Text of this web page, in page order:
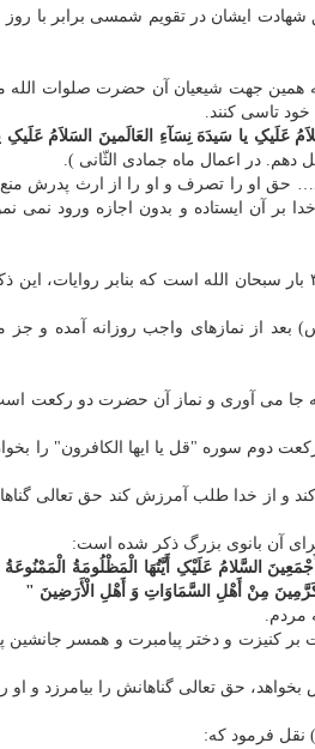
رسید؛ تاریخ دقیق شهادت ایشان در تقویم شمسی
همین جهت شیعیان آن حضرت صلوات الله
خود تاسی کنند.
عَلَیکِ یا سَیدَهَ نِسَآءِ العَالَمینَ السَلاَمُ عَلَیکِ
دهم. در اعمال ماه جمادی الثّانی ).
حق او را تصرف و او را از ارث پدرش
آن ایستاده و بدون اجازه ورود نمی
تسبیحات حضرت زهرا (س) ذکری شامل ۳۴ بار الله اکبر، ۳۳ بار الحمدلله و ۳۳ بار سبحان الله است
از نمازهای واجب روزانه آمده و جز
را به جا می آوری و نماز آن حضرت دو
دوم سوره "قل یا ایها الکافرون" را
و از خدا طلب آمرزش کند حق تعالی
آن بانوی بزرگ ذکر شده است:
السَّلامُ عَلَیْکِ أَیَّتُهَا الْمَظْلُومَةُ
مِنْ أَهْلِ السَّمَاوَاتِ وَ أَهْلِ الْأَرَضِینَ "
مردم.
و دختر پیامبرت و همسر جانشین
حق تعالی گناهانش را بیامرزد و او
فرمود که: